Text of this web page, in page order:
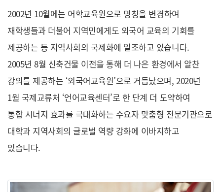
2002년 10월에는 어학교육원으로 명칭을 변경하여
재학생들과 더불어 지역민에게도 외국어 교육의 기회를
제공하는 등 지역사회의 국제화에 일조하고 있습니다.
2005년 8월 신축건물 이전을 통해 더 나은 환경에서 알찬
강의를 제공하는 ‘외국어교육원’으로 거듭났으며, 2020년
1월 국제교류처 ‘언어교육센터’로 한 단계 더 도약하여
통합 시너지 효과를 극대화하는 수요자 맞춤형 전문기관으로
대학과 지역사회의 글로벌 역량 강화에 이바지하고
있습니다.